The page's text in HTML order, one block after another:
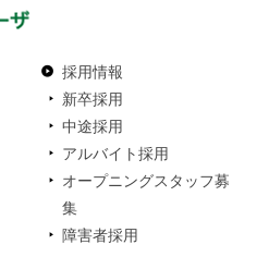
採用情報
新卒採用
中途採用
アルバイト採用
オープニングスタッフ募
集
障害者採用